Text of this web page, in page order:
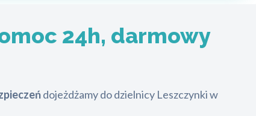
24h, darmowy
dojeżdżamy do dzielnicy Leszczynki w